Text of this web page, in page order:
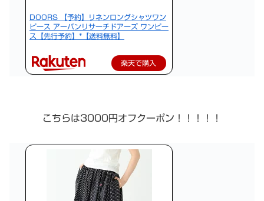
DOORS 【予約】リネンロングシャツワン
ピース アーバンリサーチドアーズ ワンピー
ス【先行予約】*【送料無料】
楽天で購入
こちらは3000円オフクーポン！！！！！